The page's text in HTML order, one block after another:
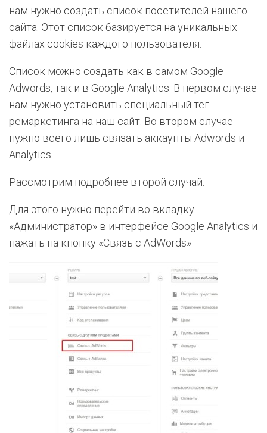
нам нужно создать список посетителей нашего
сайта. Этот список базируется на уникальных
файлах cookies каждого пользователя.
Список можно создать как в самом Google
Adwords, так и в Google Analytics. В первом случае
нам нужно установить специальный тег
ремаркетинга на наш сайт. Во втором случае -
нужно всего лишь связать аккаунты Adwords и
Analytics.
Рассмотрим подробнее второй случай.
Для этого нужно перейти во вкладку
«Администратор» в интерфейсе Google Analytics и
нажать на кнопку «Связь с AdWords»